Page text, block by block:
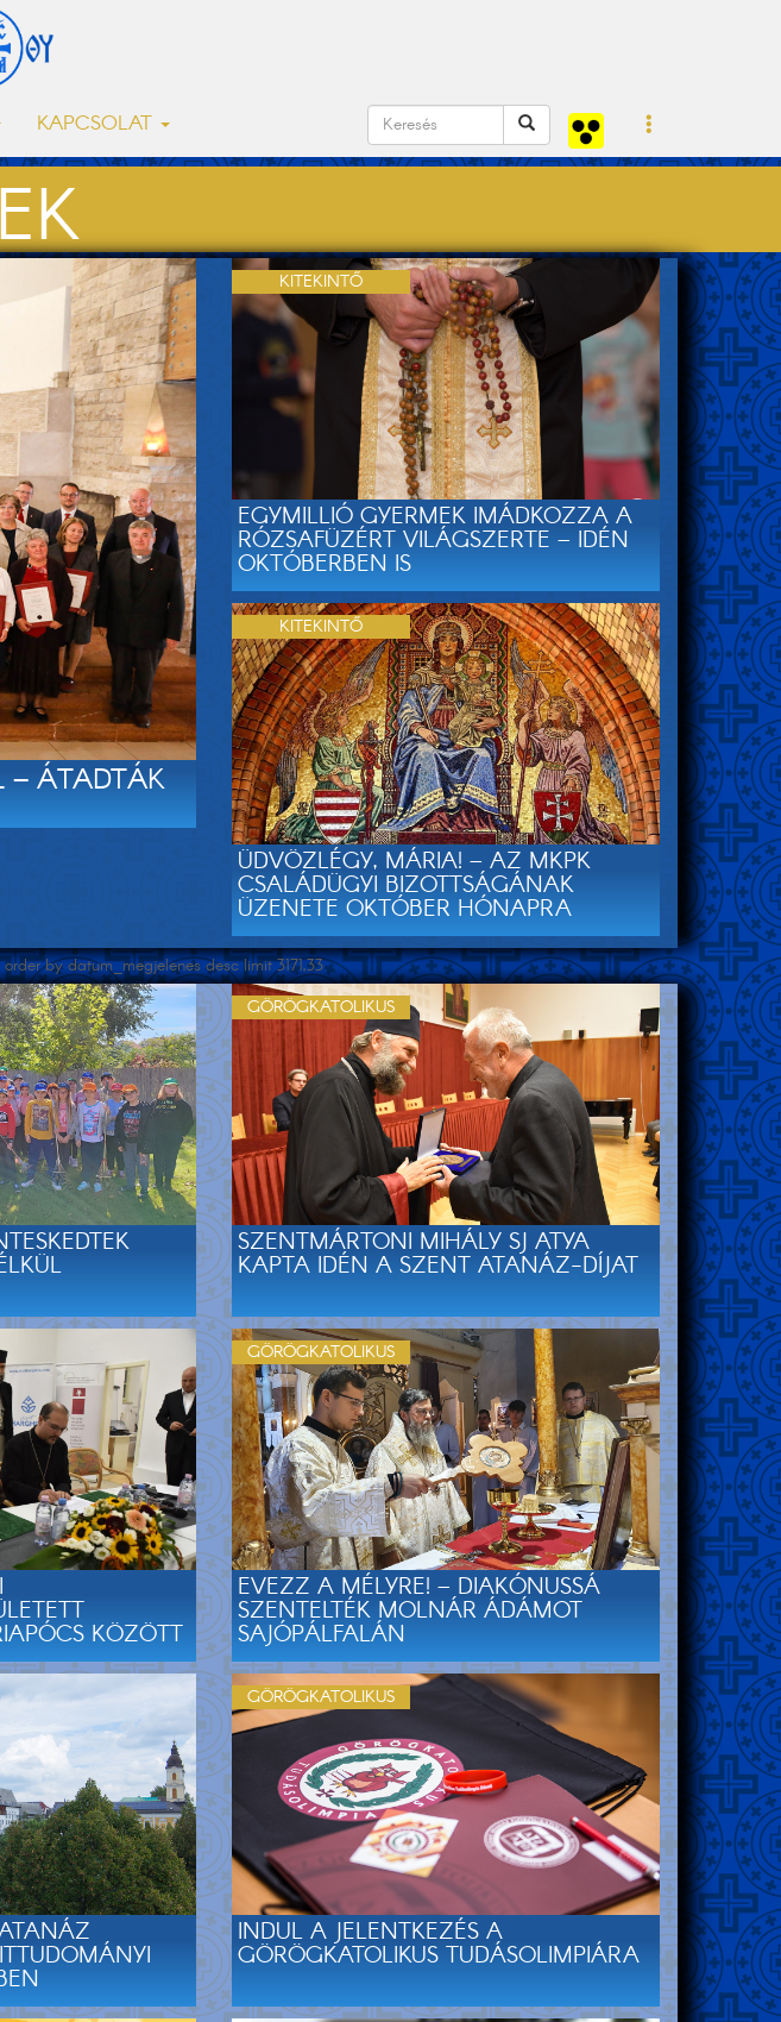
KAPCSOLAT
– ÁTADTÁK
EGYMILLIÓ GYERMEK IMÁDKOZZA A
RÓZSAFÜZÉRT VILÁGSZERTE – IDÉN
OKTÓBERBEN IS
KITEKINTŐ
ÜDVÖZLÉGY, MÁRIA! – AZ MKPK
CSALÁDÜGYI BIZOTTSÁGÁNAK
ÜZENETE OKTÓBER HÓNAPRA
KITEKINTŐ
by datum_megjelenes desc limit 3171,33
SZENTMÁRTONI MIHÁLY SJ ATYA
KAPTA IDÉN A SZENT ATANÁZ-DÍJAT
GÖRÖGKATOLIKUS
KÖZÖTT
EVEZZ A MÉLYRE! – DIAKÓNUSSÁ
SZENTELTÉK MOLNÁR ÁDÁMOT
SAJÓPÁLFALÁN
GÖRÖGKATOLIKUS
INDUL A JELENTKEZÉS A
GÖRÖGKATOLIKUS TUDÁSOLIMPIÁRA
GÖRÖGKATOLIKUS